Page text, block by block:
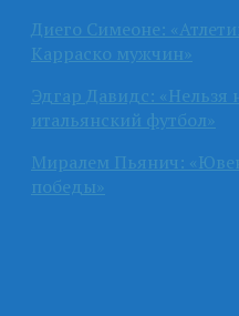
Диего Симеоне:
Карраско мужчин»
Эдгар Давидс: «Нельзя
итальянский футбол»
Миралем Пьянич:
победы»